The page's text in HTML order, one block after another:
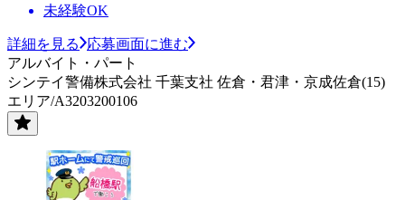
未経験OK
詳細を見る
応募画面に進む
アルバイト・パート
シンテイ警備株式会社 千葉支社 佐倉・君津・京成佐倉(15)
エリア/A3203200106